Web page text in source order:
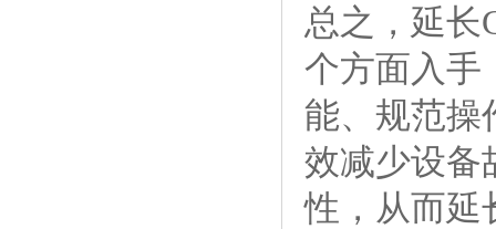
总之，延长
个方面入手
能、规范操
效减少设备
性，从而延